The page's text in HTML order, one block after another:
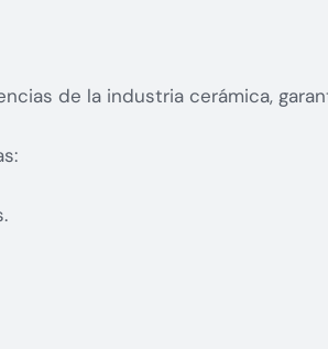
de la industria cerámica,